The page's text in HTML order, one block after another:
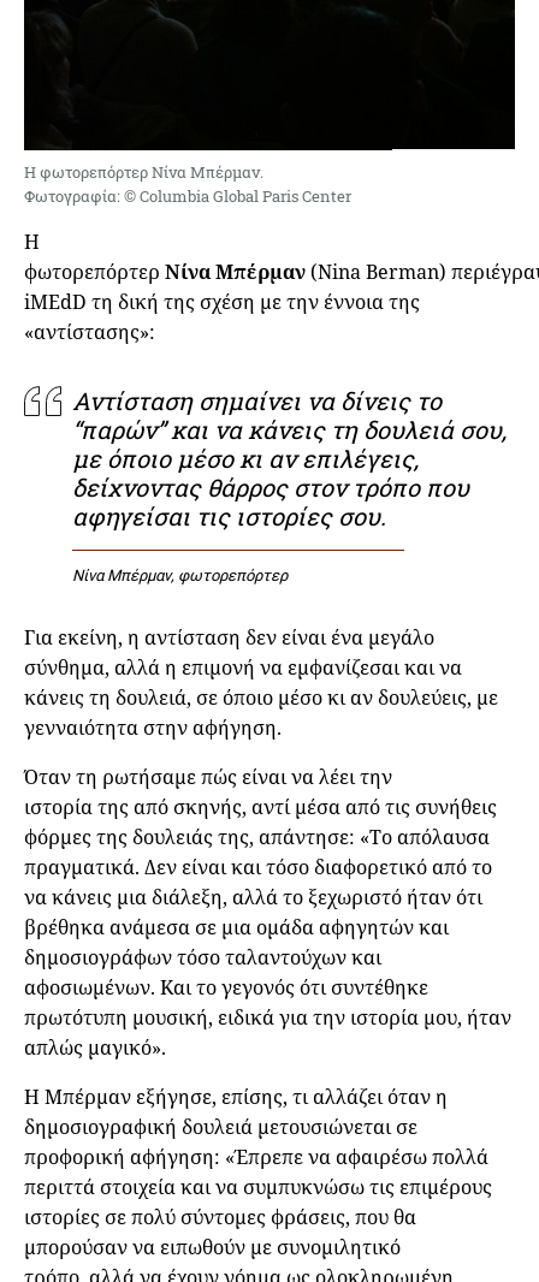
Η φωτορεπόρτερ Νίνα Μπέρμαν.
Φωτογραφία: © Columbia Global Paris Center
Η
φωτορεπόρτερ Νίνα Μπέρμαν (Nina Berman)
iMEdD τη δική της σχέση με την έννοια της
«αντίστασης»:
Αντίσταση σημαίνει να δίνεις το
“παρών” και να κάνεις τη δουλειά σου,
με όποιο μέσο κι αν επιλέγεις,
δείχνοντας θάρρος στον τρόπο που
αφηγείσαι τις ιστορίες σου.
Νίνα Μπέρμαν, φωτορεπόρτερ
Για εκείνη, η αντίσταση δεν είναι ένα μεγάλο
σύνθημα, αλλά η επιμονή να εμφανίζεσαι και να
κάνεις τη δουλειά, σε όποιο μέσο κι αν δουλεύεις, με
γενναιότητα στην αφήγηση.
Όταν τη ρωτήσαμε πώς είναι να λέει την
ιστορία της από σκηνής, αντί μέσα από τις συνήθεις
φόρμες της δουλειάς της, απάντησε: «Το απόλαυσα
πραγματικά. Δεν είναι και τόσο διαφορετικό από το
να κάνεις μια διάλεξη, αλλά το ξεχωριστό ήταν ότι
βρέθηκα ανάμεσα σε μια ομάδα αφηγητών και
δημοσιογράφων τόσο ταλαντούχων και
αφοσιωμένων. Και το γεγονός ότι συντέθηκε
πρωτότυπη μουσική, ειδικά για την ιστορία μου, ήταν
απλώς μαγικό».
Η Μπέρμαν εξήγησε, επίσης, τι αλλάζει όταν η
δημοσιογραφική δουλειά μετουσιώνεται σε
προφορική αφήγηση: «Έπρεπε να αφαιρέσω πολλά
περιττά στοιχεία και να συμπυκνώσω τις επιμέρους
ιστορίες σε πολύ σύντομες φράσεις, που θα
μπορούσαν να ειπωθούν με συνομιλητικό